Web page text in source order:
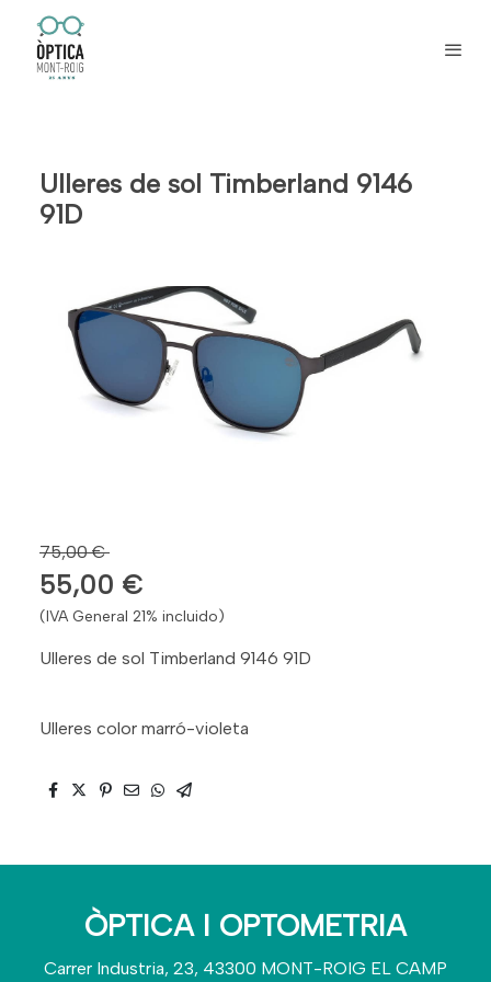
Ulleres de sol Timberland 9146
91D
75,00 €
55,00 €
(IVA General 21% incluido)
Ulleres de sol Timberland 9146 91D
Ulleres color marró-violeta
ÒPTICA I OPTOMETRIA
Carrer Industria, 23, 43300 MONT-ROIG EL CAMP